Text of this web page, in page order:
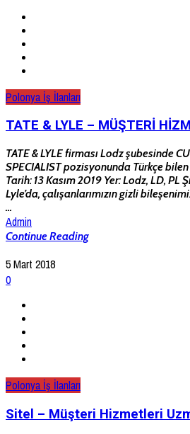
Polonya İş İlanları
TATE & LYLE – MÜŞTERİ
TATE & LYLE firması Lodz şubesinde
SPECIALIST pozisyonunda Türkçe
Tarih: 13 Kasım 2019 Yer: Lodz, LD, PL
Lyle’da, çalışanlarımızın gizli
...
Admin
Continue Reading
5 Mart 2018
0
Polonya İş İlanları
Sitel – Müşteri Hizmetleri